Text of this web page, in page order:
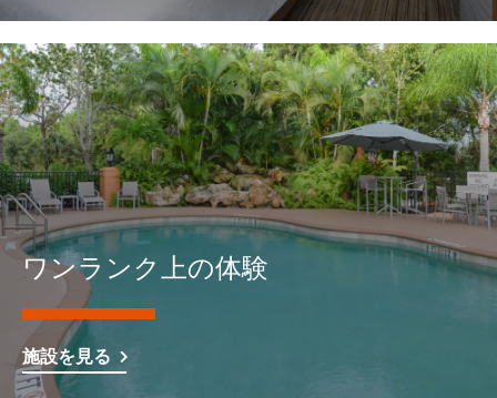
ワンランク上の体験
施設を見る